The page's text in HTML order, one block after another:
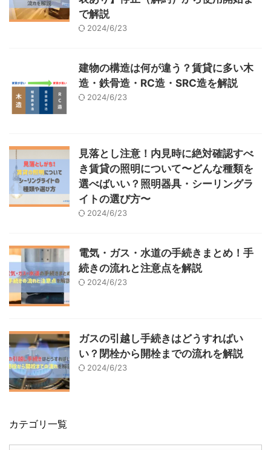
で解説
2024/6/23
建物の構造は何が違う？賃貸に多い木
造・鉄骨造・RC造・SRC造を解説
2024/6/23
見落とし注意！内見時に絶対確認すべ
き賃貸の照明について〜どんな種類を
選べばいい？照明器具・シーリングラ
イトの選び方〜
2024/6/23
電気・ガス・水道の手続きまとめ！手
続きの流れと注意点を解説
2024/6/23
ガスの引越し手続きはどうすればい
い？閉栓から開栓までの流れを解説
2024/6/23
カテゴリ一覧